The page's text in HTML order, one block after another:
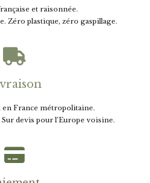
et raisonnée.
Zéro plastique, zéro gaspillage.

France métropolitaine.
Sur devis pour l’Europe voisine.
